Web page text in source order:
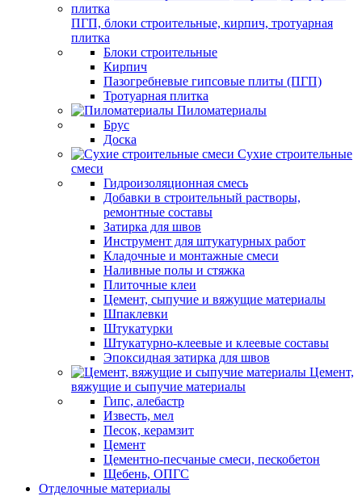
ПГП, блоки строительные, кирпич, тротуарная
плитка
Блоки строительные
Кирпич
Пазогребневые гипсовые плиты (ПГП)
Тротуарная плитка
Пиломатериалы
Брус
Доска
Сухие строительные
смеси
Гидроизоляционная смесь
Добавки в строительный растворы,
ремонтные составы
Затирка для швов
Инструмент для штукатурных работ
Кладочные и монтажные смеси
Наливные полы и стяжка
Плиточные клеи
Цемент, сыпучие и вяжущие материалы
Шпаклевки
Штукатурки
Штукатурно-клеевые и клеевые составы
Эпоксидная затирка для швов
Цемент,
вяжущие и сыпучие материалы
Гипс, алебастр
Известь, мел
Песок, керамзит
Цемент
Цементно-песчаные смеси, пескобетон
Щебень, ОПГС
Отделочные материалы